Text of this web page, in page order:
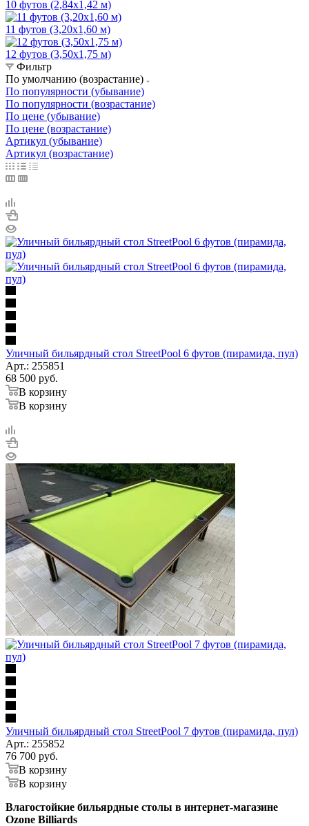
10 футов (2,84х1,42 м)
11 футов (3,20х1,60 м)
12 футов (3,50х1,75 м)
Фильтр
По умолчанию (возрастание)
По популярности (убывание)
По популярности (возрастание)
По цене (убывание)
По цене (возрастание)
Артикул (убывание)
Артикул (возрастание)
Уличный бильярдный стол StreetPool 6 футов (пирамида, пул)
Арт.: 255851
68 500 руб.
В корзину
В корзину
Уличный бильярдный стол StreetPool 7 футов (пирамида, пул)
Арт.: 255852
76 700 руб.
В корзину
В корзину
Влагостойкие бильярдные столы в интернет-магазине
Ozone Billiards